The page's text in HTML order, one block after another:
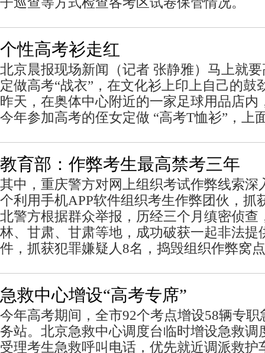
个性高考衫走红
北京晨报现场新闻（记者 张静雅）马上就
定做高考“战衣”，在文化衫上印上自己的鼓
昨天，在奥体中心附近的一家足球用品店内
今年参加高考的侄女定做 “高考T恤衫”，上
教育部：作弊考生最高禁考三年
其中，重庆警方对网上组织考试作弊线索深
个利用手机APP软件组织考生作弊团伙，抓
北警方根据群众举报，历经三个月缜密侦查
林、甘肃、甘肃等地，成功破获一起非法提
件，抓获犯罪嫌疑人8名，捣毁组织作弊窝
急救中心增设“高考专席”
今年高考期间，全市92个考点增设58辆专
务站。北京急救中心调度台临时增设急救调
受理考生急救呼叫电话，优先就近调派救护